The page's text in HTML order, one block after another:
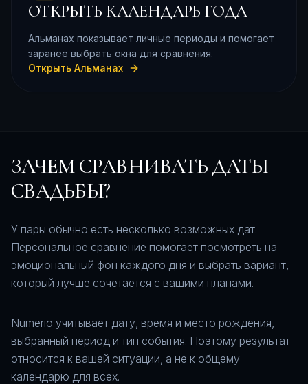
ОТКРЫТЬ КАЛЕНДАРЬ ГОДА
Альманах показывает личные периоды и помогает
заранее выбрать окна для сравнения.
Открыть Альманах
ЗАЧЕМ СРАВНИВАТЬ ДАТЫ
СВАДЬБЫ?
У пары обычно есть несколько возможных дат.
Персональное сравнение помогает посмотреть на
эмоциональный фон каждого дня и выбрать вариант,
который лучше сочетается с вашими планами.
Numerio учитывает дату, время и место рождения,
выбранный период и тип события. Поэтому результат
относится к вашей ситуации, а не к общему
календарю для всех.